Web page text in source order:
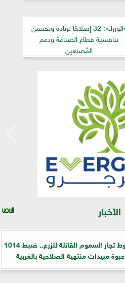
«الوزراء»: 32 إصلاحًا لزيادة وتحسين
تنافسية قطاع الصناعة ودعم
المُصنعين
الأخبار
سقوط تجار السموم القاتلة للزرع.. ضبط 1014
عبوة مبيدات منتهية الصلاحية بالغربية